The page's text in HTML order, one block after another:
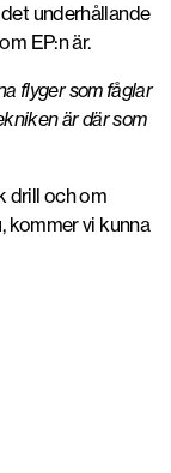
underhållande
EP:n är.
flyger som fåglar
är där som
drill och om
kommer vi kunna